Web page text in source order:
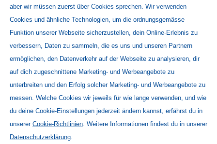
+41 31 377 25 12
Home
Kontakt
Newsletter Schweiz
Mediadatenbank
Nutzungsbedingungen
Datenschutzerklärung
aber wir müssen zuerst über Cookies sprechen. Wir verwenden
Cookies und ähnliche Technologien, um die ordnungsgemässe
Funktion unserer Webseite sicherzustellen, dein Online-Erlebnis zu
verbessern, Daten zu sammeln, die es uns und unseren Partnern
ermöglichen, den Datenverkehr auf der Webseite zu analysieren, dir
auf dich zugeschnittene Marketing- und Werbeangebote zu
unterbreiten und den Erfolg solcher Marketing- und Werbeangebote zu
messen. Welche Cookies wir jeweils für wie lange verwenden, und wie
du deine Cookie-Einstellungen jederzeit ändern kannst, erfährst du in
unserer Cookie-Richtlinien. Weitere Informationen findest du in unserer
Datenschutzerklärung.